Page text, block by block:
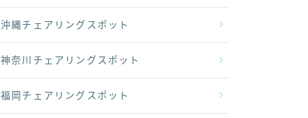
沖縄チェアリングスポット
神奈川チェアリングスポット
福岡チェアリングスポット